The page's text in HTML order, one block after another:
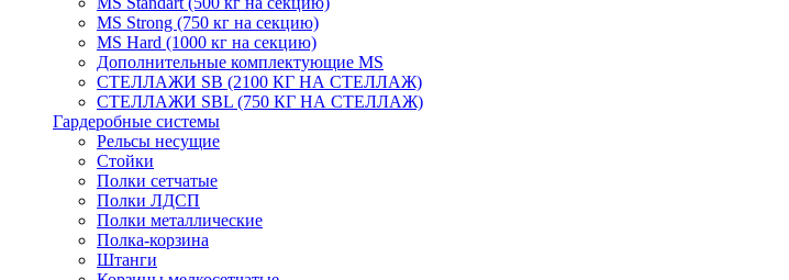
MS Strong (750 кг на секцию)
MS Hard (1000 кг на секцию)
Дополнительные комплектующие MS
СТЕЛЛАЖИ SB (2100 КГ НА СТЕЛЛАЖ)
СТЕЛЛАЖИ SBL (750 КГ НА СТЕЛЛАЖ)
Гардеробные системы
Рельсы несущие
Стойки
Полки сетчатые
Полки ЛДСП
Полки металлические
Полка-корзина
Штанги